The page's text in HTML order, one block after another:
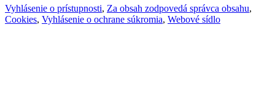
Vyhlásenie o prístupnosti, Za obsah zodpovedá správca obsahu,
Cookies, Vyhlásenie o ochrane súkromia, Webové sídlo